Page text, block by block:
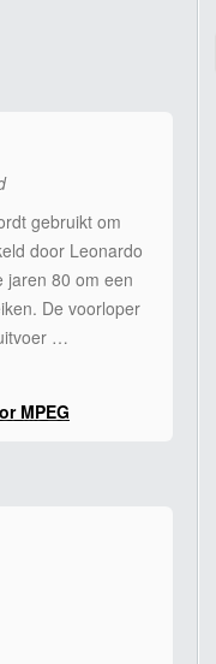
gebruikt om
door Leonardo
jaren 80 om een
De voorloper
…
MPEG